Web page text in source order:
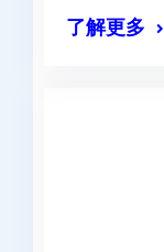
了解更多